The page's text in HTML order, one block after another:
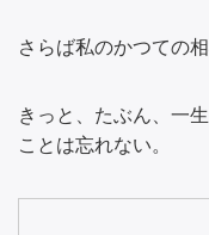
さらば私のかつての相
きっと、たぶん、一
ことは忘れない。